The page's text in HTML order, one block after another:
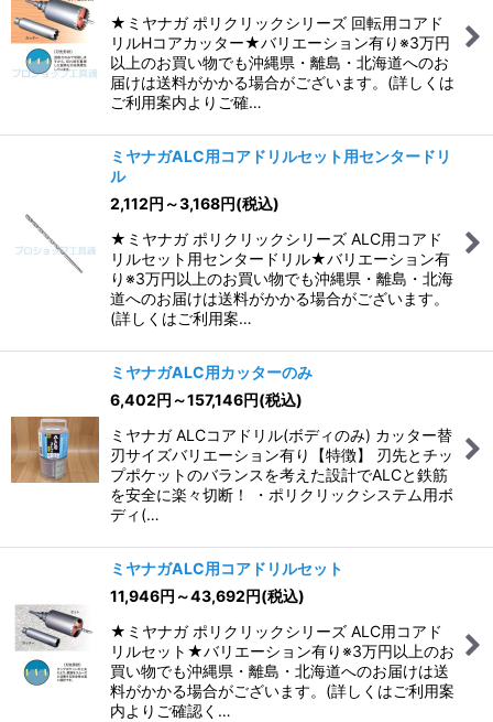
★ミヤナガ ポリクリックシリーズ 回転用コアド
リルHコアカッター★バリエーション有り※3万円
以上のお買い物でも沖縄県・離島・北海道へのお
届けは送料がかかる場合がございます。(詳しくは
ご利用案内よりご確…
ミヤナガALC用コアドリルセット用センタードリ
ル
2,112円 ～3,168円(税込)
★ミヤナガ ポリクリックシリーズ ALC用コアド
リルセット用センタードリル★バリエーション有
り※3万円以上のお買い物でも沖縄県・離島・北海
道へのお届けは送料がかかる場合がございます。
(詳しくはご利用案…
ミヤナガALC用カッターのみ
6,402円 ～157,146円(税込)
ミヤナガ ALCコアドリル(ボディのみ) カッター替
刃サイズバリエーション有り【特徴】 刃先とチッ
プポケットのバランスを考えた設計でALCと鉄筋
を安全に楽々切断！ ・ポリクリックシステム用ボ
ディ(…
ミヤナガALC用コアドリルセット
11,946円 ～43,692円(税込)
★ミヤナガ ポリクリックシリーズ ALC用コアド
リルセット★バリエーション有り※3万円以上のお
買い物でも沖縄県・離島・北海道へのお届けは送
料がかかる場合がございます。(詳しくはご利用案
内よりご確認く…